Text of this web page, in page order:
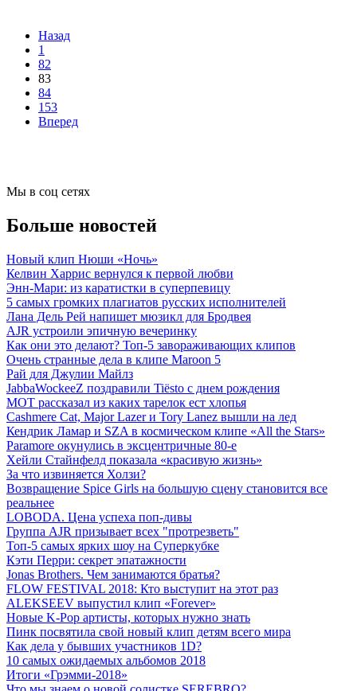
Назад
1
82
83
84
153
Вперед
Мы в соц сетях
Больше новостей
Новый клип Нюши «Ночь»
Келвин Харрис вернулся к первой любви
Энн-Мари: из каратистки в суперпевицу
5 самых громких плагиатов русских исполнителей
Лана Дель Рей напишет мюзикл для Бродвея
AJR устроили эпичную вечеринку
Как они это делают? Топ-5 завораживающих клипов
Очень странные дела в клипе Maroon 5
Рай для Джулии Майлз
JabbaWockeeZ поздравили Tiësto с днем рождения
МОТ рассказал из каких тарелок ест хлопья
Cashmere Cat, Major Lazer и Tory Lanez вышли на лед
Кендрик Ламар и SZA в космическом клипе «All the Stars»
Paramore окунулись в эксцентричные 80-е
Хейли Стайнфелд показала «красивую жизнь»
За что извиняется Холзи?
Возвращение Spice Girls на большую сцену становится все
реальнее
LOBODA. Цена успеха поп-дивы
Группа AJR призывает всех "протрезветь"
Топ-5 самых ярких шоу на Суперкубке
Кэти Перри: секрет эпатажности
Jonas Brothers. Чем занимаются братья?
FLOW FESTIVAL 2018: Кто выступит на этот раз
ALEKSEEV выпустил клип «Forever»
Новые K-Pop артисты, которых нужно знать
Пинк посвятила свой новый клип детям всего мира
Как дела у бывших участников 1D?
10 самых ожидаемых альбомов 2018
Итоги «Грэмми-2018»